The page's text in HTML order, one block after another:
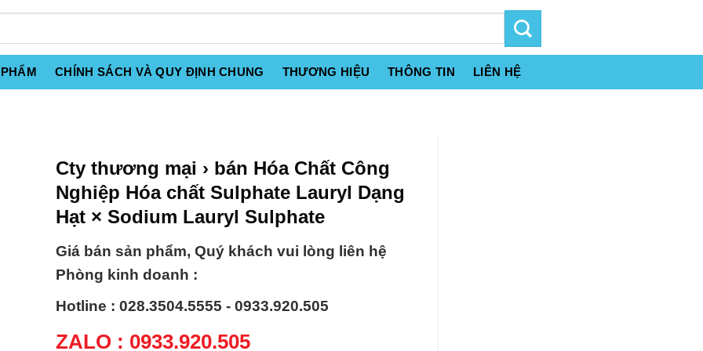
CHÍNH SÁCH VÀ QUY ĐỊNH CHUNG THƯƠNG HIỆU THÔNG TIN LIÊN HỆ
Cty thương mại › bán Hóa Chất Công
Nghiệp Hóa chất Sulphate Lauryl Dạng
Hạt × Sodium Lauryl Sulphate
Giá bán sản phẩm, Quý khách vui lòng liên hệ
Phòng kinh doanh :
Hotline : 028.3504.5555 - 0933.920.505
ZALO : 0933.920.505